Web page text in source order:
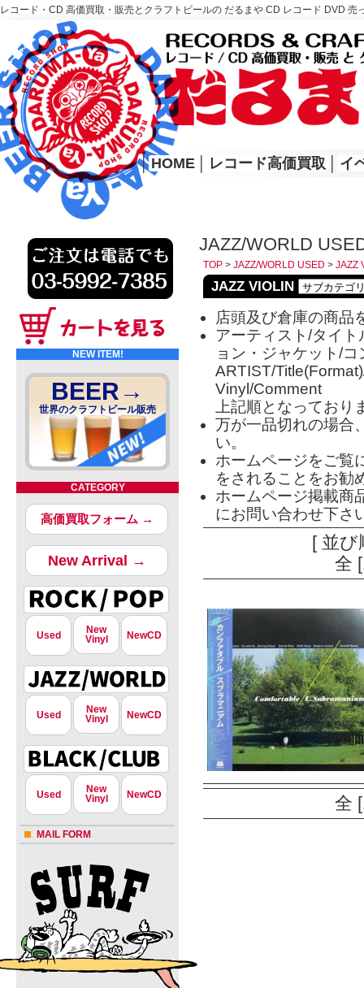
レコード・CD 高価買取・販売とクラフトビールの だるまや CD レコード DVD
レコード高価買取はこちら
HOME
│ HOME レコード高価買取 イ
NEW ITEM!
BEER→
世界のクラフトビール販売
CATEGORY
高価買取フォーム →
New Arrival →
Used
New
Vinyl
NewCD
Used
New
Vinyl
NewCD
Used
New
Vinyl
NewCD
MAIL FORM
JAZZ/WORLD
TOP > JAZZ/WORLD USED > JAZZ
JAZZ VIOLIN
店頭及び倉庫の商品
アーティスト/タイ
ョン・ジャケット/
ARTIST/
Vinyl/Comment
上記順となっており
万が一品切れの場合
い。
ホームページをご覧
をされることをお勧
ホームページ掲載商
にお問い合わせ下さ
[ 並
全
全